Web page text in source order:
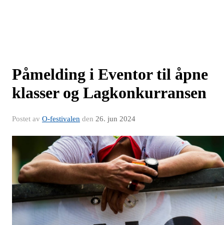
Påmelding i Eventor til åpne
klasser og Lagkonkurransen
Postet av O-festivalen den 26. jun 2024